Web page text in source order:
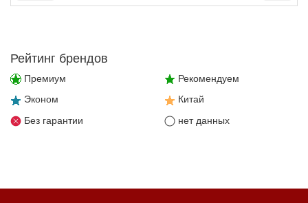
Рейтинг брендов
Премиум
Рекомендуем
Эконом
Китай
Без гарантии
нет данных